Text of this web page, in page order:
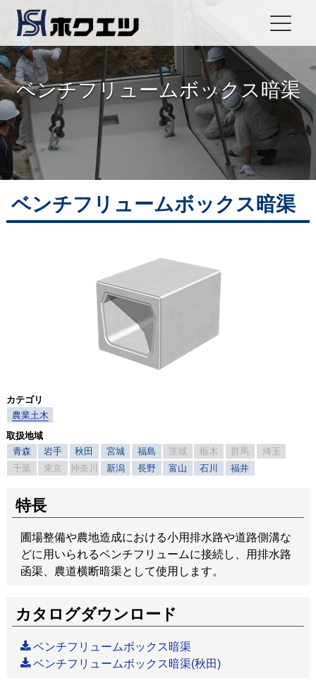
ベンチフリュームボックス暗渠
ベンチフリュームボックス暗渠
カテゴリ
農業土木
取扱地域
青森
岩手 秋田 宮城 福島 茨城 栃木 群馬
埼玉
千葉
東京 神奈川 新潟 長野 富山 石川 福井
特長
圃場整備や農地造成における小用排水路や道路側溝な
どに用いられるベンチフリュームに接続し、用排水路
函渠、農道横断暗渠として使用します。
カタログダウンロード
ベンチフリュームボックス暗渠
ベンチフリュームボックス暗渠(秋田)